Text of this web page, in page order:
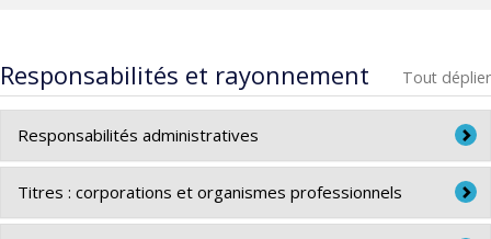
Responsabilités et rayonnement Tout déplier
Responsabilités administratives
Université / Faculté
2023- Membre, Comité d’autoévaluation du
Titres : corporations et organismes professionnels